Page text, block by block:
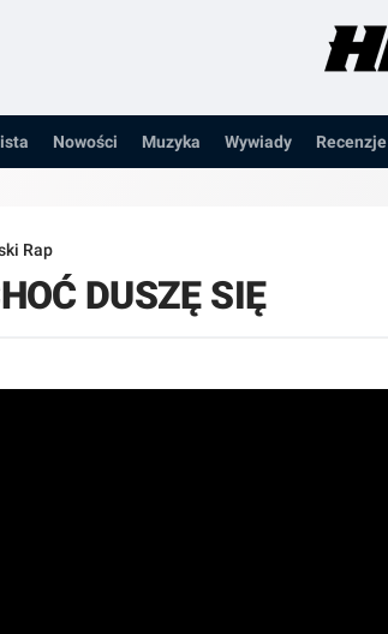
Nowości Muzyka Wywiady Recenzje
Rap
DUSZĘ SIĘ